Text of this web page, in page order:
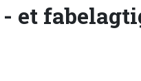
et